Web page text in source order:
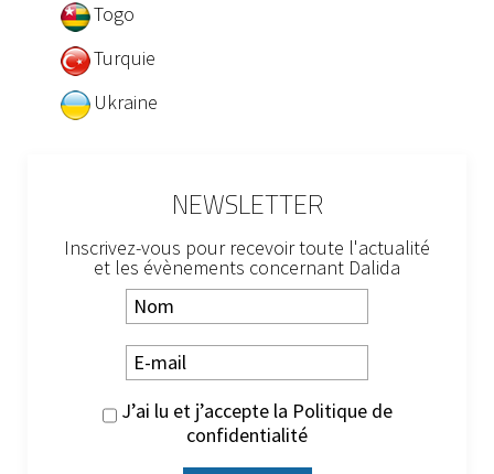
Togo
Turquie
Ukraine
NEWSLETTER
Inscrivez-vous pour recevoir toute l'actualité
et les évènements concernant Dalida
J’ai lu et j’accepte la Politique de
confidentialité